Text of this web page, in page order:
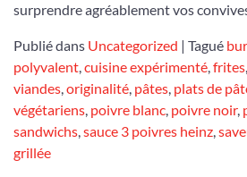
surprendre agréablement vos
Publié dans Uncategorized | Tagué
polyvalent,cuisine expérimenté,frites,
viandes,originalité, pâtes, plats de
végétariens, poivre blanc, poivre noir,
sandwichs,sauce 3 poivres heinz,
grillée